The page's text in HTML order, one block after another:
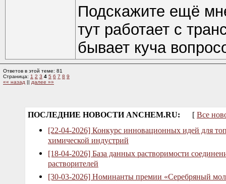
Подскажите ещё
тут работает с
бывает куча
Ответов в этой теме: 81
Страница: 1 2 3 4 5 6 7 8 9
«« назад || далее »»
ПОСЛЕДНИЕ НОВОСТИ ANCHEM.RU: [ Все
[22-04-2026] Конкурс инновационных идей для
химической индустрий
[18-04-2026] База данных растворимости
растворителей
[30-03-2026] Номинанты премии «Серебряный